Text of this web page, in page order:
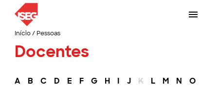
Início/ Pessoas
Docentes
A B C D E F G H I J K L M N O